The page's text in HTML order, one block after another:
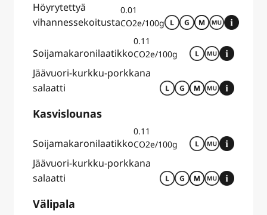
Höyrytettyä
vihannessekoitusta
0.01
CO2e/100g
Soijamakaronilaatikko
0.11
CO2e/100g
Jäävuori-kurkku-porkkana
salaatti
Kasvislounas
Soijamakaronilaatikko
0.11
CO2e/100g
Jäävuori-kurkku-porkkana
salaatti
Välipala